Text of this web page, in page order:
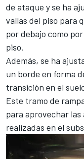
de ataque y se ha
vallas del piso para
por debajo como
piso.
Además, se ha
un borde en forma
transición en el
Este tramo de
para aprovechar
realizadas en el